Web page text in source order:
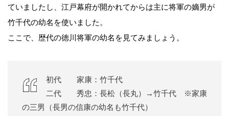
ていましたし、江戸幕府が開かれてからは主に将軍の嫡男が
竹千代の幼名を使いました。
ここで、歴代の徳川将軍の幼名を見てみましょう。
初代 家康：竹千代
二代 秀忠：長松（長丸）→竹千代 ※家康
の三男（長男の信康の幼名も竹千代）